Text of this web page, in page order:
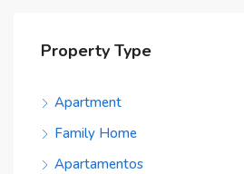
Property Type
Apartment
Family Home
Apartamentos